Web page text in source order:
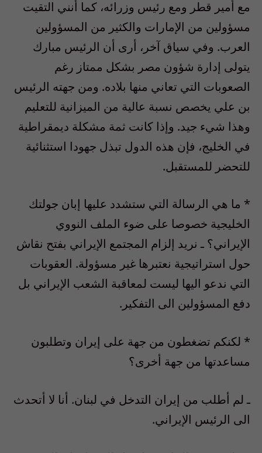
مع أمير قطر ومع رئيس وزرائه، كما أنني التقيت
مسؤولين من الإمارات والكثير من المسؤولين
العرب. وفي سياق آخر، أرى أن الرئيس مبارك
يتولى إدارة شؤون مصر بشكل ممتاز رغم
الصعوبات التي تعاني منها بلاده. ومن جهته الرئيس
بن علي يخصص نسبة عالية من الميزانية للتعليم
وهذا شيء جيد. وإذا كانت ثمة مشكلة ديمقراطية
في الخليج، فإن هذه الدول تبذل جهودا استثنائية
للتحضر للمستقبل.
* ما هي الرسالة التي ستشدد عليها إبان جولتك
الخليجية خصوصا على ضوء الملف النووي
الإيراني؟ ـ نريد إلزام المجتمع الإيراني بفتح نقاش
حول استراتيجية نعتبرها غير مسؤولة. العقوبات
التي ندعو اليها ليست لمعاقبة الشعب الإيراني بل
دفع المسؤولين الى التفكير.
* لكنكم تضغطون من جهة على إيران وتطلبون
مساعدتها من جهة أخرى؟
ـ لم أطلب من إيران التدخل في لبنان. أنا لا أتحدث
الى الرئيس الإيراني.